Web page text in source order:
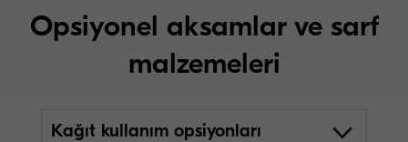
Opsiyonel aksamlar ve sarf
malzemeleri
Kağıt kullanım opsiyonları